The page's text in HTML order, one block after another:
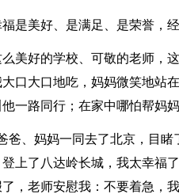
是美好、是满足、是荣誉，
美好的学校、可敬的老师，
口大口地吃，妈妈微笑地站
一路同行；在家中哪怕帮
爸、妈妈一同去了北京，目
上了八达岭长城，我太幸福
，老师安慰我：不要着急，